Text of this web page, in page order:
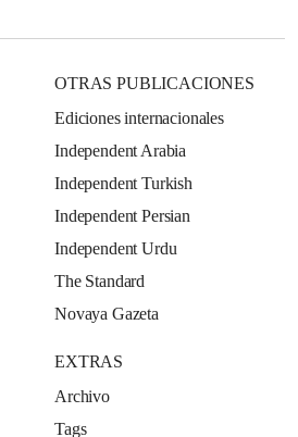
OTRAS PUBLICACIONES
Ediciones internacionales
Independent Arabia
Independent Turkish
Independent Persian
Independent Urdu
The Standard
Novaya Gazeta
EXTRAS
Archivo
Tags